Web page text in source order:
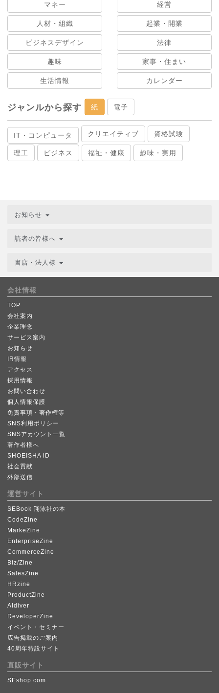
マネー 経営
人材・組織 起業・開業
ビジネスデザイン 法律
趣味 家事・住まい
生活情報 カレンダー
ジャンルから探す 紙 電子
IT・コンピュータ クリエイティブ 資格試験
理工 ビジネス 福祉・健康 趣味・実用
お知らせ
読者の皆様へ
書店・法人様
会社情報
TOP
会社案内
企業理念
サービス案内
お知らせ
IR情報
アクセス
採用情報
お問い合わせ
個人情報保護
免責事項・著作権等
SNS利用ポリシー
SNSアカウント一覧
著作者様へ
SHOEISHA iD
社会貢献
外部送信
運営サイト
SEBook 翔泳社の本
CodeZine
MarkeZine
EnterpriseZine
CommerceZine
Biz/Zine
SalesZine
HRzine
ProductZine
AIdiver
DeveloperZine
イベント・セミナー
広告掲載のご案内
40周年特設サイト
直販サイト
SEshop.com